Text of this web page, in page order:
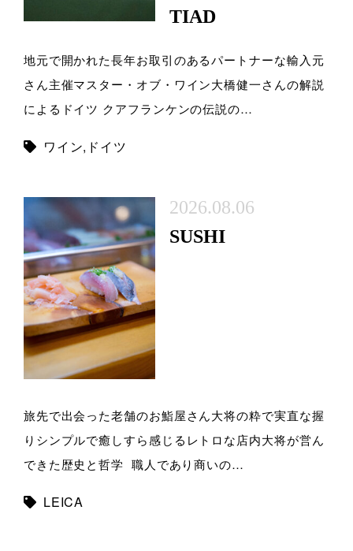
TIAD
地元で開かれた長年お取引のあるパートナーな輸入元
さん主催マスター・オブ・ワイン大橋健一さんの解説
によるドイツ クアフランケンの伝説の…
ワイン, ドイツ
2026.08.06
SUSHI
旅先で出会った老舗のお鮨屋さん大将の粋で実直な握
りシンプルで癒しすら感じるレトロな店内大将が営ん
できた歴史と哲学 職人であり商いの…
LEICA